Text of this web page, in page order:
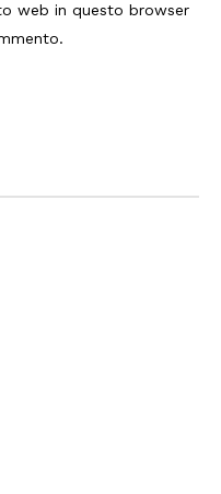
web in questo browser